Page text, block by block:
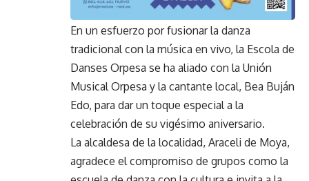
En un esfuerzo por fusionar la danza
tradicional con la música en vivo, la Escola de
Danses Orpesa se ha aliado con la Unión
Musical Orpesa y la cantante local, Bea Buján
Edo, para dar un toque especial a la
celebración de su vigésimo aniversario.
La alcaldesa de la localidad, Araceli de Moya,
agradece el compromiso de grupos como la